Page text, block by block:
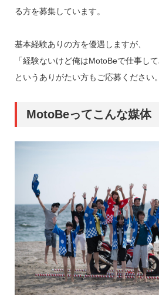
る方を募集しています。
基本経験ありの方を優遇しますが、
「経験ないけど俺はMotoBeで仕事して
というありがたい方もご応募ください。
MotoBeってこんな媒体